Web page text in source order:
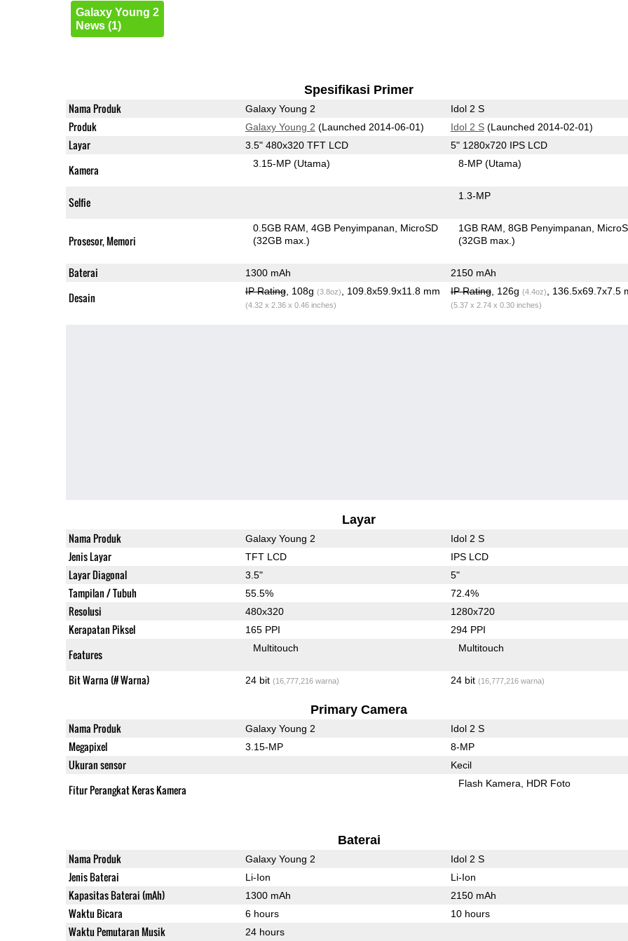
Galaxy Young 2
News (1)
Spesifikasi Primer
Nama Produk Galaxy Young 2 Idol 2 S
Produk Galaxy Young 2 (Launched 2014-06-01) Idol 2 S(Launched 2014-02-01)
Layar 3.5" 480x320 TFT LCD 5" 1280x720 IPS LCD
Kamera 3.15-MP(Utama) 8-MP(Utama)
Selfie 1.3-MP
Prosesor, Memori
0.5GB RAM 4GB Penyimpanan
MicroSD
(32GB max.)
1GB RAM 8GB Penyimpanan
(32GB max.)
Baterai 1300 mAh 2150 mAh
Desain IP Rating, 108g (3.8oz) , 109.8x59.9x11.8 mm
(4.32 x 2.36 x 0.46 inches)
IP Rating, 126g (4.4oz) , 136.5x69.7x7.5
(5.37 x 2.74 x 0.30 inches)
Layar
Nama Produk Galaxy Young 2 Idol 2 S
Jenis Layar TFT LCD IPS LCD
Layar Diagonal 3.5" 5"
Tampilan / Tubuh 55.5% 72.4%
Resolusi 480x320 1280x720
Kerapatan Piksel 165 PPI 294 PPI
Features Multitouch Multitouch
Bit Warna (# Warna) 24 bit (16,777,216 warna) 24 bit (16,777,216 warna)
Primary Camera
Nama Produk Galaxy Young 2 Idol 2 S
Megapixel 3.15-MP 8-MP
Ukuran sensor Kecil
Fitur Perangkat Keras Kamera Flash Kamera HDR Foto
Baterai
Nama Produk Galaxy Young 2 Idol 2 S
Jenis Baterai Li-Ion Li-Ion
Kapasitas Baterai (mAh) 1300 mAh 2150 mAh
Waktu Bicara 6 hours 10 hours
Waktu Pemutaran Musik 24 hours